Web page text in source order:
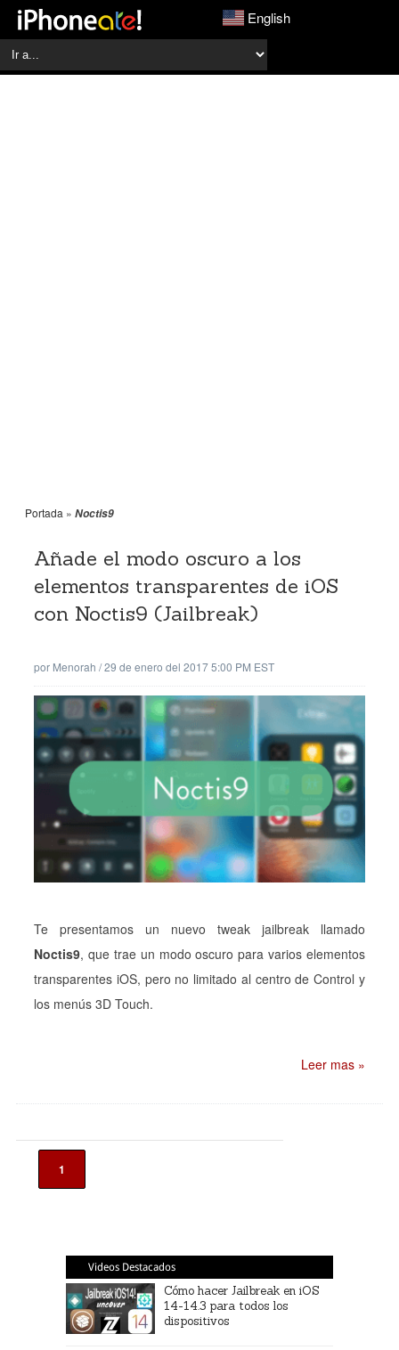
English
Portada » Noctis9
Añade el modo oscuro a los
elementos transparentes de iOS
con Noctis9 (Jailbreak)
por Menorah /29 de enero del 2017 5:00 PM EST
Te presentamos un nuevo tweak jailbreak llamado
Noctis9, que trae un modo oscuro para varios elementos
transparentes iOS, pero no limitado al centro de Control y
los menús 3D Touch.
Leer mas »
1
Videos Destacados
Cómo hacer Jailbreak en iOS
14-14.3 para todos los
dispositivos